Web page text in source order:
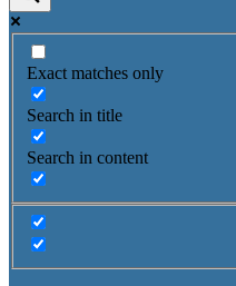
Exact matches only
Search in title
Search in content